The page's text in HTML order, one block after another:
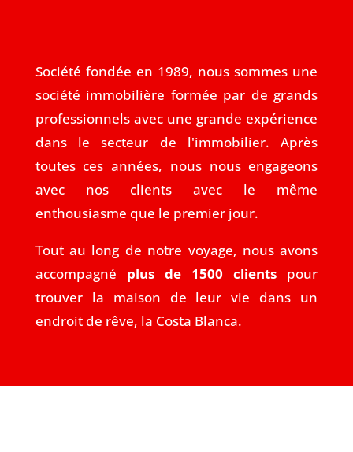
Société fondée en 1989, nous sommes une
société immobilière formée par de grands
professionnels avec une grande expérience
dans le secteur de l'immobilier. Après
toutes ces années, nous nous engageons
avec nos clients avec le même
enthousiasme que le premier jour.
Tout au long de notre voyage, nous avons
accompagné plus de 1500 clients pour
trouver la maison de leur vie dans un
endroit de rêve, la Costa Blanca.